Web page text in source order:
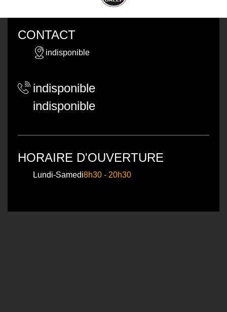
CONTACT
indisponible
indisponible
indisponible
HORAIRE D'OUVERTURE
Lundi-Samedi8h30 - 20h30